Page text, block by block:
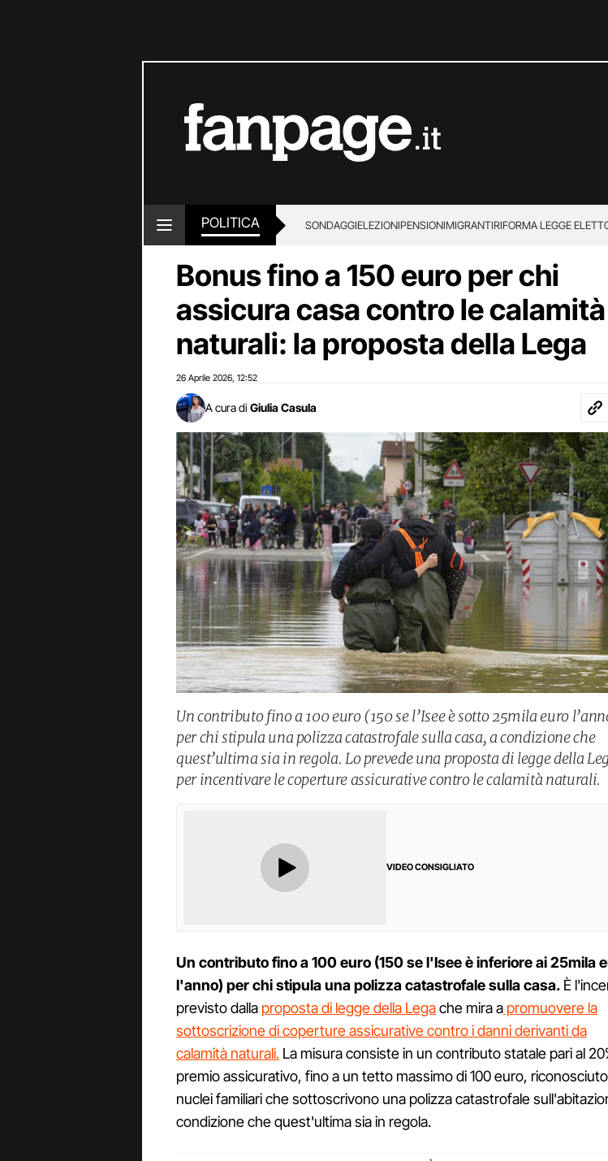
POLITICA SONDAGGIELEZIONIPENSIONIMIGRANTIRIFORMA LEGGE
Bonus fino a 150 euro per chi
assicura casa contro le calamità
naturali: la proposta della Lega
26 Aprile 2026 12:52
A cura di Giulia Casula
Un contributo fino a 100 euro (150 se l’Isee è sotto 25mila euro
per chi stipula una polizza catastrofale sulla casa, a condizione che
quest’ultima sia in regola. Lo prevede una proposta di legge della
per incentivare le coperture assicurative contro le calamità naturali.
VIDEO CONSIGLIATO
Un contributo fino a 100 euro (150 se l'Isee è inferiore ai 25mila
l'anno) per chi stipula una polizza catastrofale sulla casa. È
previsto dalla proposta di legge della Legache mira a promuovere la
sottoscrizione di coperture assicurative contro i danni derivanti da
calamità naturali. La misura consiste in un contributo statale pari al
premio assicurativo, fino a un tetto massimo di 100 euro,
nuclei familiari che sottoscrivono una polizza catastrofale
condizione che quest'ultima sia in regola.